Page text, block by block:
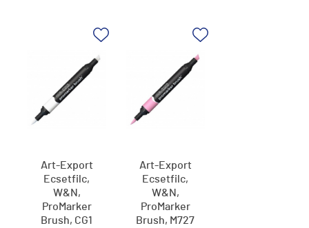
Art-Export
Ecsetfilc,
W&N,
ProMarker
Brush, CG1
Art-Export
Ecsetfilc,
W&N,
ProMarker
Brush, M727